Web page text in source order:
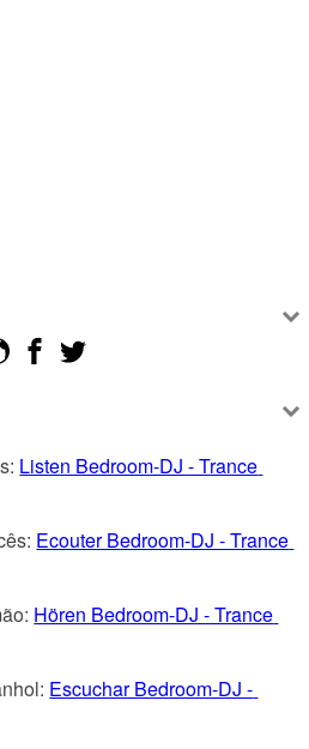
Listen Bedroom-DJ - Trance
Ecouter Bedroom-DJ - Trance
Hören Bedroom-DJ - Trance
Escuchar Bedroom-DJ -